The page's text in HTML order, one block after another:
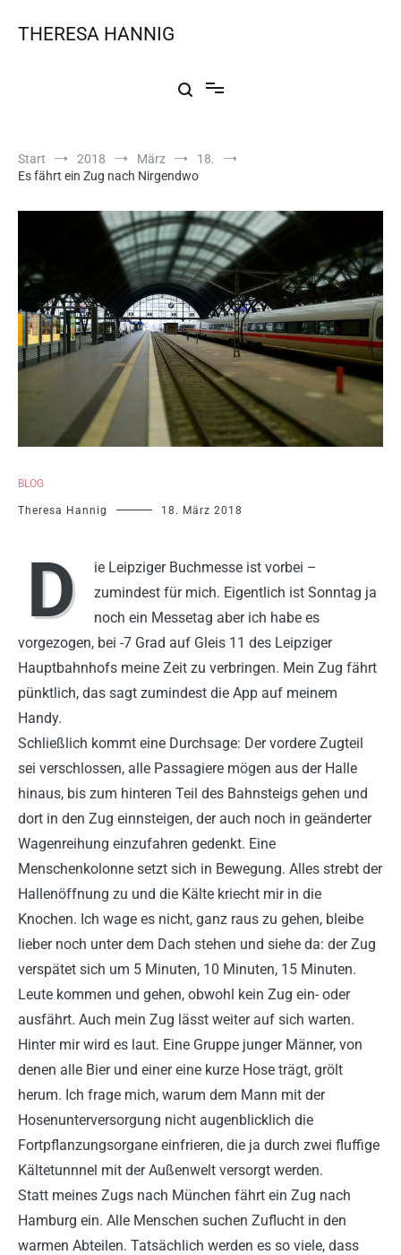
THERESA HANNIG
Start 2018 März
18.
Es fährt ein Zug nach Nirgendwo
BLOG
Theresa Hannig 18. März 2018
D
ie Leipziger Buchmesse ist vorbei –
zumindest für mich. Eigentlich ist Sonntag ja
noch ein Messetag aber ich habe es
vorgezogen, bei -7 Grad auf Gleis 11 des Leipziger
Hauptbahnhofs meine Zeit zu verbringen. Mein Zug fährt
pünktlich, das sagt zumindest die App auf meinem
Handy.
Schließlich kommt eine Durchsage: Der vordere Zugteil
sei verschlossen, alle Passagiere mögen aus der Halle
hinaus, bis zum hinteren Teil des Bahnsteigs gehen und
dort in den Zug einnsteigen, der auch noch in geänderter
Wagenreihung einzufahren gedenkt. Eine
Menschenkolonne setzt sich in Bewegung. Alles strebt der
Hallenöffnung zu und die Kälte kriecht mir in die
Knochen. Ich wage es nicht, ganz raus zu gehen, bleibe
lieber noch unter dem Dach stehen und siehe da: der Zug
verspätet sich um 5 Minuten, 10 Minuten, 15 Minuten.
Leute kommen und gehen, obwohl kein Zug ein- oder
ausfährt. Auch mein Zug lässt weiter auf sich warten.
Hinter mir wird es laut. Eine Gruppe junger Männer, von
denen alle Bier und einer eine kurze Hose trägt, grölt
herum. Ich frage mich, warum dem Mann mit der
Hosenunterversorgung nicht augenblicklich die
Fortpflanzungsorgane einfrieren, die ja durch zwei fluffige
Kältetunnnel mit der Außenwelt versorgt werden.
Statt meines Zugs nach München fährt ein Zug nach
Hamburg ein. Alle Menschen suchen Zuflucht in den
warmen Abteilen. Tatsächlich werden es so viele, dass